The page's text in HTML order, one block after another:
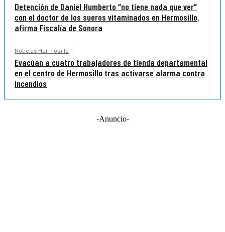
Detención de Daniel Humberto “no tiene nada que ver”
con el doctor de los sueros vitaminados en Hermosillo,
afirma Fiscalía de Sonora
Noticias Hermosillo
Evacúan a cuatro trabajadores de tienda departamental
en el centro de Hermosillo tras activarse alarma contra
incendios
-Anuncio-